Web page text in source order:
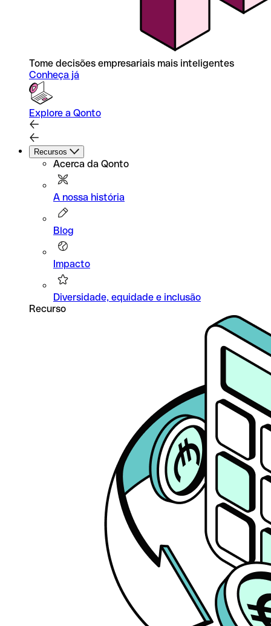
Tome decisões empresariais mais inteligentes
Conheça já
Explore a Qonto
Recursos
Acerca da Qonto
A nossa história
Blog
Impacto
Diversidade, equidade e inclusão
Recurso